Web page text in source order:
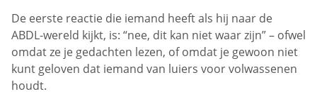
De eerste reactie die iemand heeft als hij naar de
ABDL-wereld kijkt, is: “nee, dit kan niet waar zijn” – ofwel
omdat ze je gedachten lezen, of omdat je gewoon niet
kunt geloven dat iemand van luiers voor volwassenen
houdt.